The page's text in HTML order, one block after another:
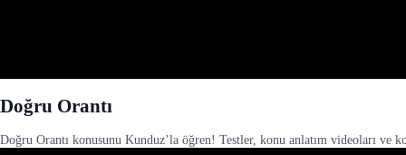
Doğru Orantı
Doğru Orantı konusunu Kunduz’la öğren! Testler, konu anlatım videoları ve